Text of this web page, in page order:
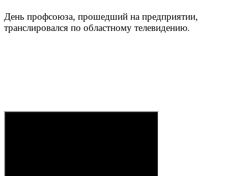
День профсоюза, прошедший на предприятии,
транслировался по областному телевидению.‌‌